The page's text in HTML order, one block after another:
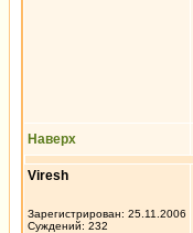
Наверх
Viresh
Зарегистрирован: 25.11.2006
Суждений: 232